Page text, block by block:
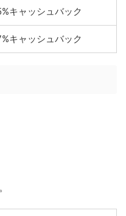
キャッシュバック
キャッシュバック